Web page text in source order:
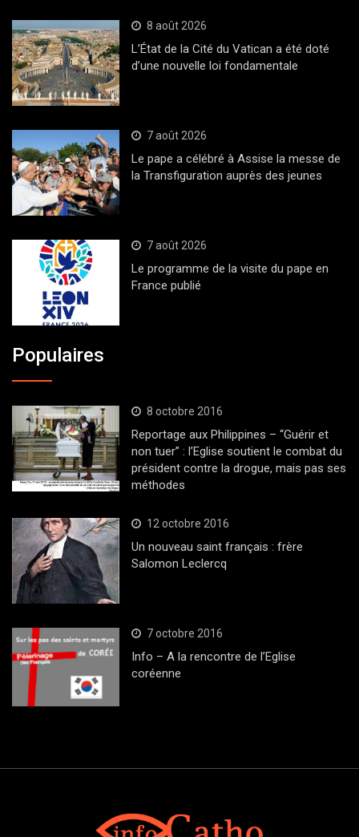
8 août 2026
L’État de la Cité du Vatican a été doté
d’une nouvelle loi fondamentale
7 août 2026
Le pape a célébré à Assise la messe de
la Transfiguration auprès des jeunes
7 août 2026
Le programme de la visite du pape en
France publié
Populaires
8 octobre 2016
Reportage aux Philippines – “Guérir et
non tuer” : l’Eglise soutient le combat du
président contre la drogue, mais pas ses
méthodes
12 octobre 2016
Un nouveau saint français : frère
Salomon Leclercq
7 octobre 2016
Info – A la rencontre de l’Eglise
coréenne